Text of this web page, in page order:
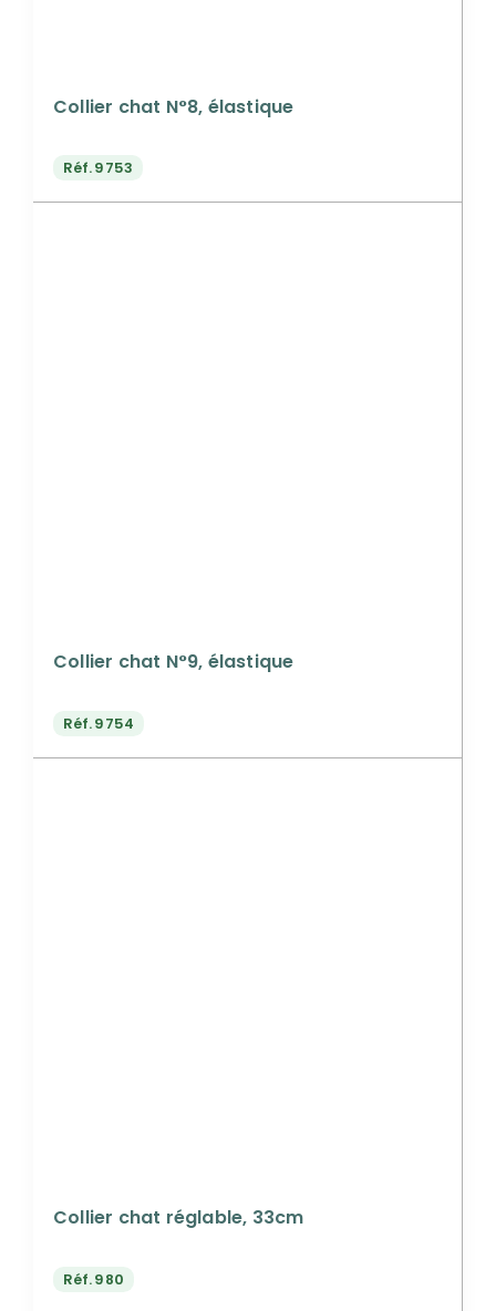
Collier chat N°8, élastique
Réf.9753
Collier chat N°9, élastique
Réf.9754
Collier chat réglable, 33cm
Réf.980